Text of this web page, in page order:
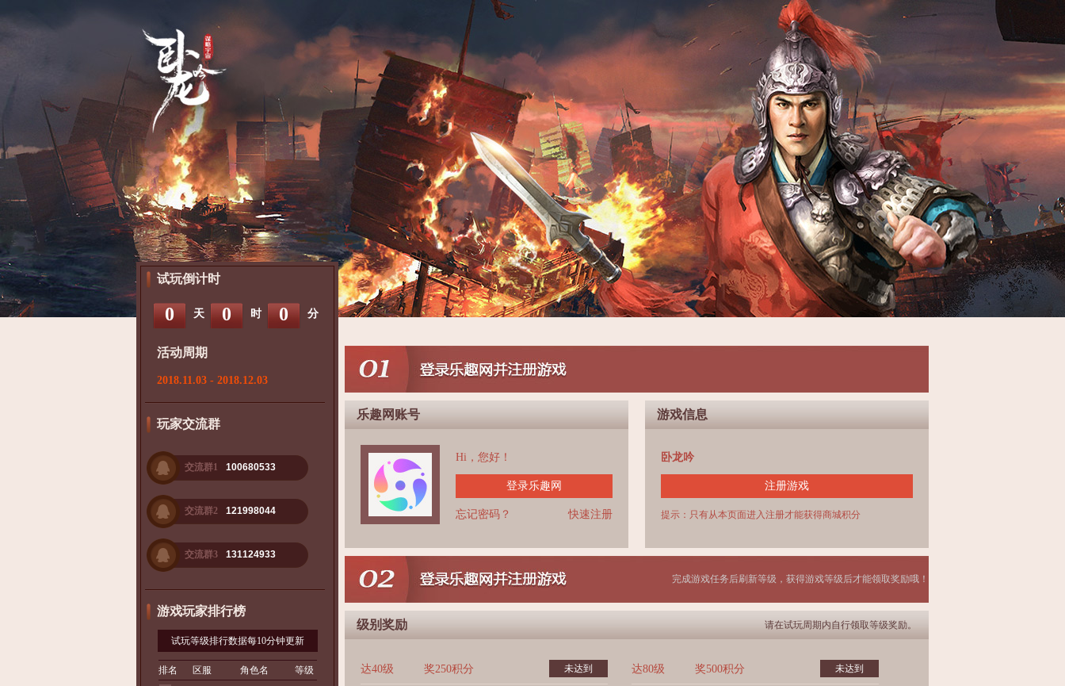
试玩倒计时
0 天 0 时 0 分
活动周期
2018.11.03 - 2018.12.03
玩家交流群
交流群1 100680533
交流群2 121998044
交流群3 131124933
游戏玩家排行榜
试玩等级排行数据每10分钟更新
排名 区服 角色名
等级
乐趣网账号
Hi，您好！
登录乐趣网
快速注册
忘记密码？
游戏信息
卧龙吟
注册游戏
提示：只有从本页面进入注册才能获得商城积分
完成游戏任务后刷新等级，获得游戏等级后才能领取奖励哦！
级别奖励 请在试玩周期内自行领取等级奖励。
达40级 奖250积分 未达到 达80级 奖500积分 未达到